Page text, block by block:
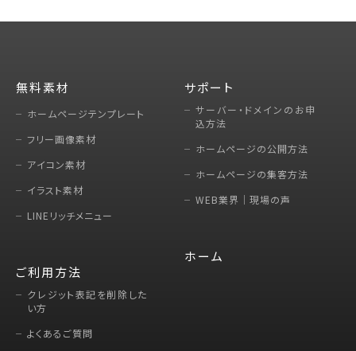
無料素材
ホームページテンプレート
フリー画像素材
アイコン素材
イラスト素材
LINEリッチメニュー
ご利用方法
クレジット表記を削除した
い方
よくあるご質問
サポート
サーバー・ドメインのお申
込方法
ホームページの公開方法
ホームページの集客方法
WEB業界｜現場の声
ホーム